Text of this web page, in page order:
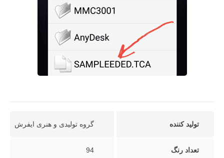
تولید کننده گروه تولیدی و هنری ایفرش
تعداد رنگ 94